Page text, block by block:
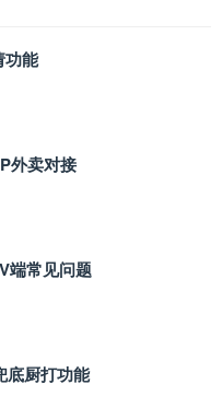
功能
外卖对接
端常见问题
底厨打功能